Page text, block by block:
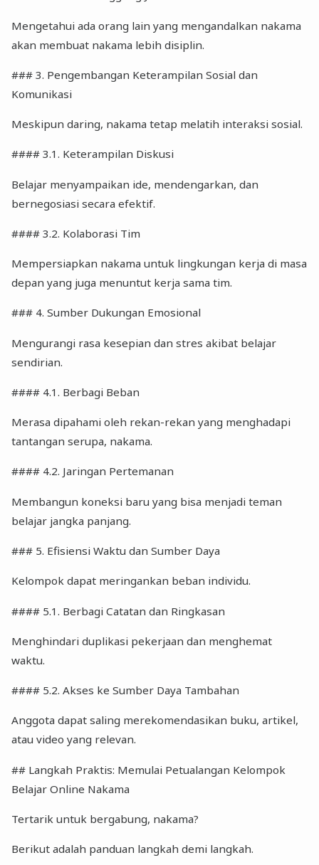
Mengetahui ada orang lain yang mengandalkan nakama
akan membuat nakama lebih disiplin.
### 3. Pengembangan Keterampilan Sosial dan
Komunikasi
Meskipun daring, nakama tetap melatih interaksi sosial.
#### 3.1. Keterampilan Diskusi
Belajar menyampaikan ide, mendengarkan, dan
bernegosiasi secara efektif.
#### 3.2. Kolaborasi Tim
Mempersiapkan nakama untuk lingkungan kerja di masa
depan yang juga menuntut kerja sama tim.
### 4. Sumber Dukungan Emosional
Mengurangi rasa kesepian dan stres akibat belajar
sendirian.
#### 4.1. Berbagi Beban
Merasa dipahami oleh rekan-rekan yang menghadapi
tantangan serupa, nakama.
#### 4.2. Jaringan Pertemanan
Membangun koneksi baru yang bisa menjadi teman
belajar jangka panjang.
### 5. Efisiensi Waktu dan Sumber Daya
Kelompok dapat meringankan beban individu.
#### 5.1. Berbagi Catatan dan Ringkasan
Menghindari duplikasi pekerjaan dan menghemat
waktu.
#### 5.2. Akses ke Sumber Daya Tambahan
Anggota dapat saling merekomendasikan buku, artikel,
atau video yang relevan.
## Langkah Praktis: Memulai Petualangan Kelompok
Belajar Online Nakama
Tertarik untuk bergabung, nakama?
Berikut adalah panduan langkah demi langkah.